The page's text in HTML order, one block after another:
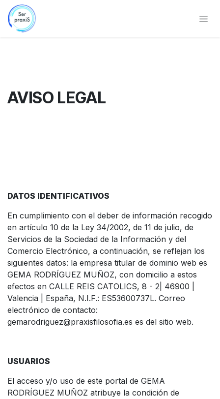
Ir al contenido
AVISO LEGAL
DATOS IDENTIFICATIVOS
En cumplimiento con el deber de información recogido
en artículo 10 de la Ley 34/2002, de 11 de julio, de
Servicios de la Sociedad de la Información y del
Comercio Electrónico, a continuación, se reflejan los
siguientes datos: la empresa titular de dominio web es
GEMA RODRÍGUEZ MUÑOZ, con domicilio a estos
efectos en CALLE REIS CATOLICS, 8 - 2| 46900 |
Valencia | España, N.I.F.: ES53600737L. Correo
electrónico de contacto:
gemarodriguez@praxisfilosofia.es es del sitio web.
USUARIOS
El acceso y/o uso de este portal de GEMA
RODRÍGUEZ MUÑOZ atribuye la condición de